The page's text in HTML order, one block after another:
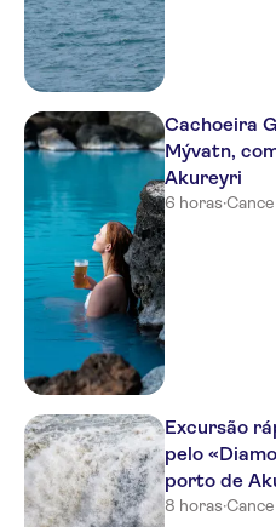
Bryggjan Boutique
Akurinn Guesthouse
AK Apartments
B91 Apartments
Hótel Laxá
North Mountain View
Hof Cultural and
Center
Sólgardar Guesthouse
Lónsá Guesthouse
Hotel Edda Akureyri
Cachoeira
Mývatn,
Akureyri
6 horas·
Excursão
pelo
porto de
8 horas·